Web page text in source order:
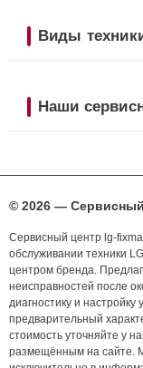
Виды
Наши
© 2026 —
Сервисный центр lg-
обслуживании техники
центром бренда.
неисправностей после
диагностику и
предварительный
стоимость уточняйте у
размещённым на сайте.